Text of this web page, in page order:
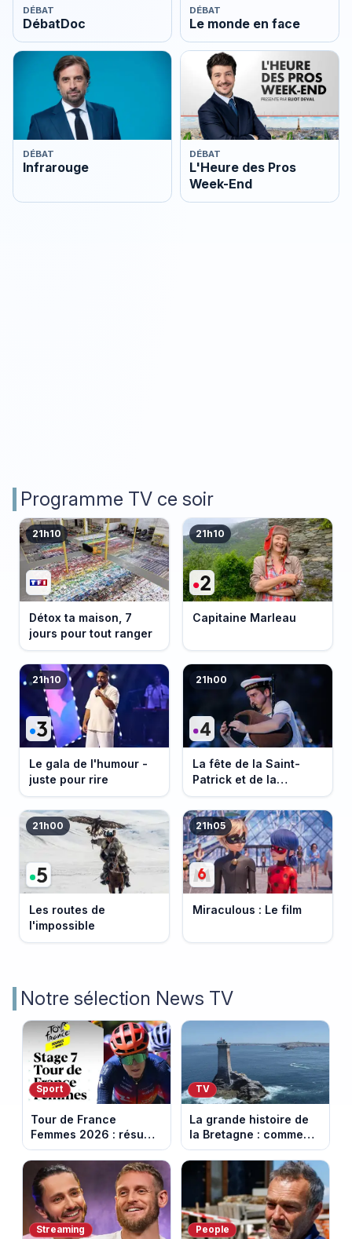
DÉBAT
DébatDoc
DÉBAT
Le monde en face
DÉBAT
Infrarouge
DÉBAT
L'Heure des Pros
Week-End
Programme TV ce soir
21h10
Détox ta maison, 7
jours pour tout ranger
21h10
Capitaine Marleau
21h10
Le gala de l'humour -
juste pour rire
21h00
La fête de la Saint-
Patrick et de la
Bretagne
21h00
Les routes de
l'impossible
21h05
Miraculous : Le film
Notre sélection News TV
Sport
Tour de France
Femmes 2026 : résumé
vidéo de la 7e étape
avec l'ascension du
Mont Ventoux
TV
La grande histoire de
la Bretagne : comment
les Bretons ont
défendu leur culture
au fil des décennies
Streaming People